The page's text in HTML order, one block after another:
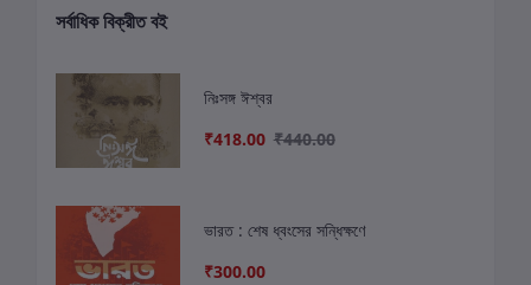
সর্বাধিক বিক্রীত বই
নিঃসঙ্গ ঈশ্বর
₹418.00 ₹440.00
ভারত : শেষ ধ্বংসের সন্ধিক্ষণে
₹300.00